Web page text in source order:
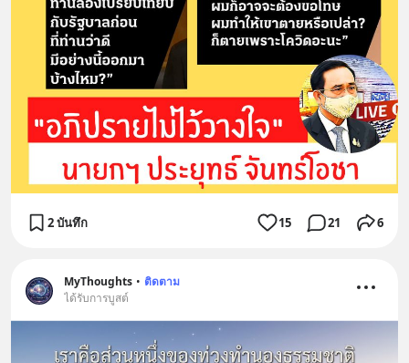
2 บันทึก 15 21 6
MyThoughts • ติดตาม
ได้รับการบูสต์